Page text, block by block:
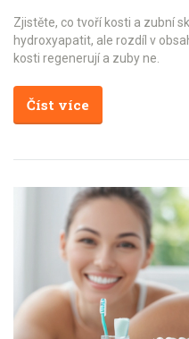
Zjistěte, co tvoří kosti a zubní
hydroxyapatit, ale rozdíl v
kosti regenerují a zuby ne.
Číst více